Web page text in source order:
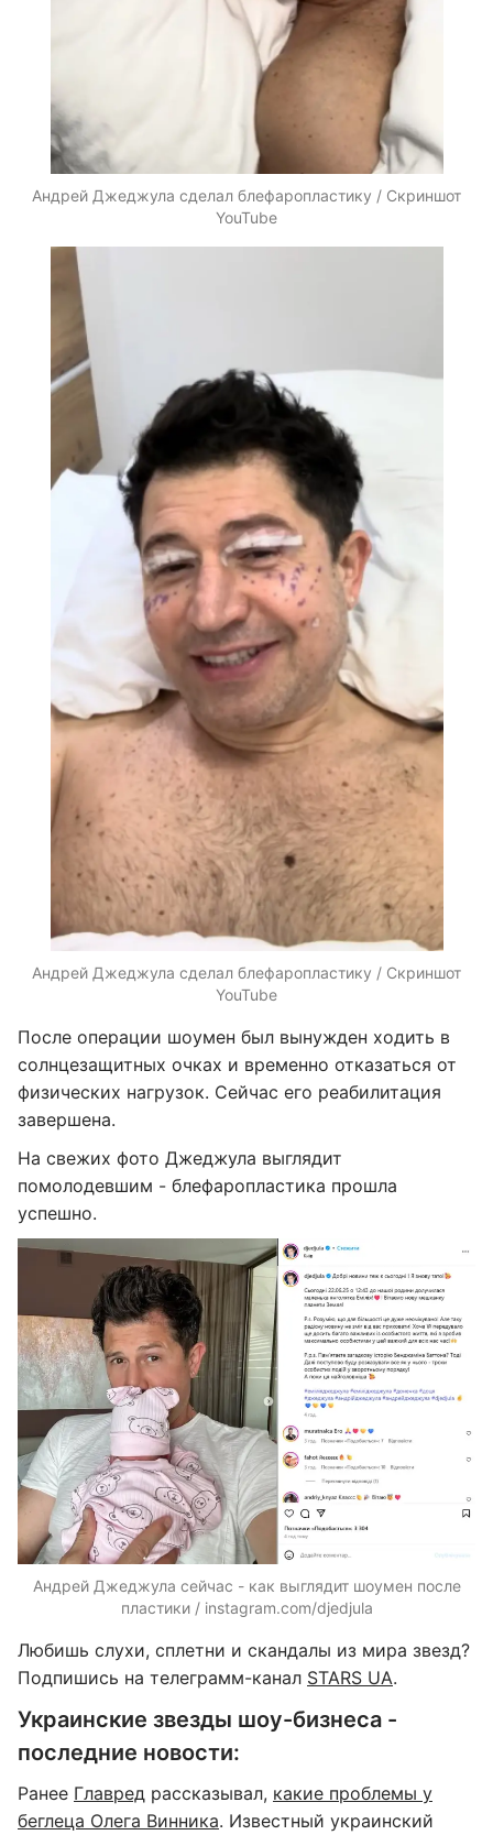
Андрей Джеджула сделал блефаропластику / Скриншот
YouTube
Андрей Джеджула сделал блефаропластику / Скриншот
YouTube
После операции шоумен был вынужден ходить в
солнцезащитных очках и временно отказаться от
физических нагрузок. Сейчас его реабилитация
завершена.
На свежих фото Джеджула выглядит
помолодевшим - блефаропластика прошла
успешно.
Андрей Джеджула сейчас - как выглядит шоумен после
пластики / instagram.com/djedjula
Любишь слухи, сплетни и скандалы из мира звезд?
Подпишись на телеграмм-канал STARS UA.
Украинские звезды шоу-бизнеса -
последние новости:
Ранее Главред рассказывал, какие проблемы у
беглеца Олега Винника. Известный украинский